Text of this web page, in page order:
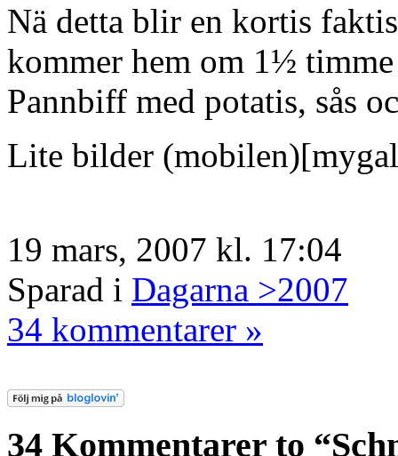
Nä detta blir en kortis
kommer hem om 1½
Pannbiff med potatis, sås
Lite bilder
19 mars, 2007 kl. 17:04
Sparad i Dagarna >2007
34 kommentarer »
34 Kommentarer to